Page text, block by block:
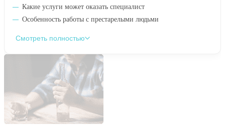
Какие услуги может оказать специалист
Особенность работы с престарелыми людьми
Смотреть полностью